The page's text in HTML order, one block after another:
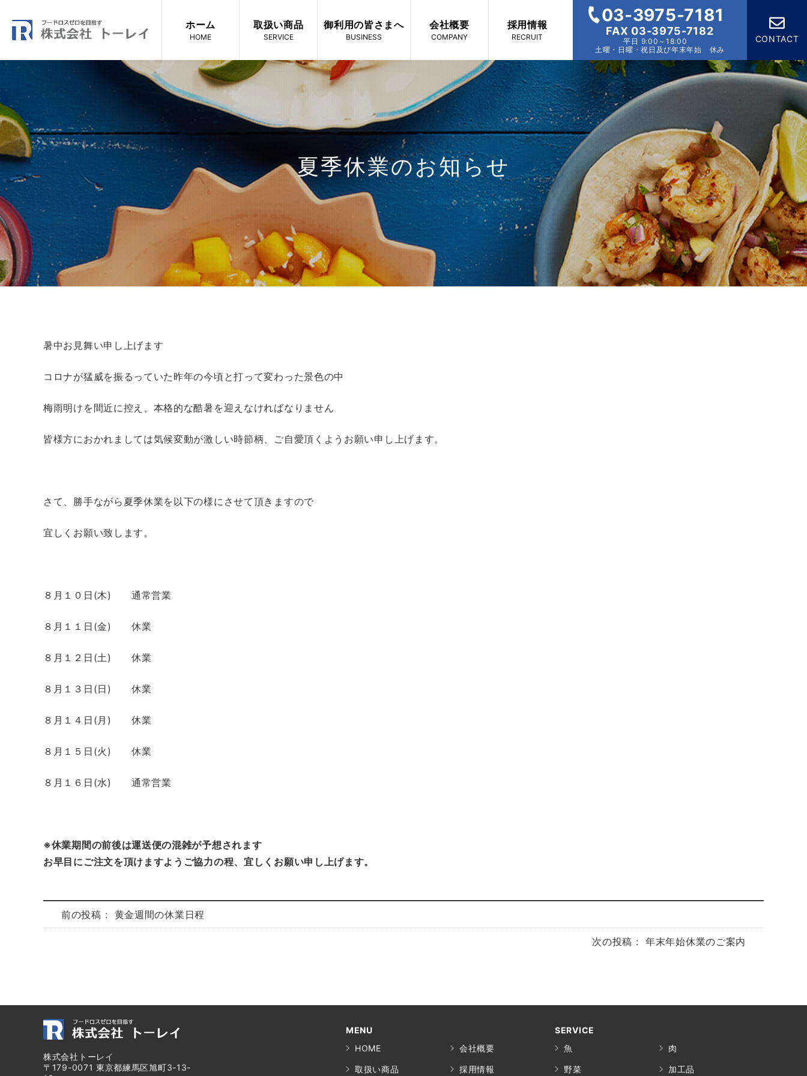
03-3975-7181
FAX 03-3975-7182
平日 9:00～18:00
土曜・日曜・祝日及び年末年始 休み
CONTACT
ホーム
HOME
取扱い商品
SERVICE
御利用の皆さまへ
BUSINESS
会社概要
COMPANY
採用情報
RECRUIT
夏季休業のお知らせ
暑中お見舞い申し上げます
コロナが猛威を振るっていた昨年の今頃と打って変わった景色の中
梅雨明けを間近に控え、本格的な酷暑を迎えなければなりません
皆様方におかれましては気候変動が激しい時節柄、ご自愛頂くようお願い申し上げます。
さて、勝手ながら夏季休業を以下の様にさせて頂きますので
宜しくお願い致します。
８月１０日(木) 通常営業
８月１１日(金) 休業
８月１２日(土) 休業
８月１３日(日) 休業
８月１４日(月) 休業
８月１５日(火) 休業
８月１６日(水) 通常営業
※休業期間の前後は運送便の混雑が予想されます
お早目にご注文を頂けますようご協力の程、宜しくお願い申し上げます。
前の投稿 : 黄金週間の休業日程
次の投稿 : 年末年始休業のご案内
株式会社トーレイ
〒179-0071 東京都練馬区旭町3-13-
MENU
HOME
会社概要
取扱い商品 採用情報
SERVICE
魚
肉
野菜 加工品